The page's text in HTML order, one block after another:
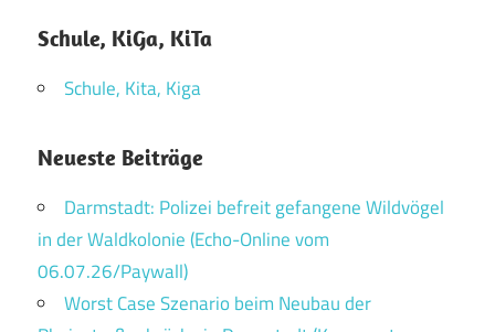
Schule, KiGa, KiTa
Schule, Kita, Kiga
Neueste Beiträge
Darmstadt: Polizei befreit gefangene Wildvögel
in der Waldkolonie (Echo-Online vom
06.07.26/Paywall)
Worst Case Szenario beim Neubau der